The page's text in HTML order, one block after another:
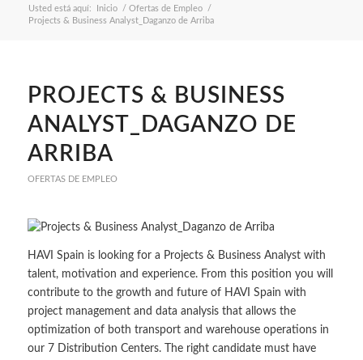
Usted está aquí: Inicio / Ofertas de Empleo
/
Projects & Business Analyst_Daganzo de Arriba
PROJECTS & BUSINESS
ANALYST_DAGANZO DE
ARRIBA
OFERTAS DE EMPLEO
HAVI Spain is looking for a Projects & Business Analyst with
talent, motivation and experience. From this position you will
contribute to the growth and future of HAVI Spain with
project management and data analysis that allows the
optimization of both transport and warehouse operations in
our 7 Distribution Centers. The right candidate must have